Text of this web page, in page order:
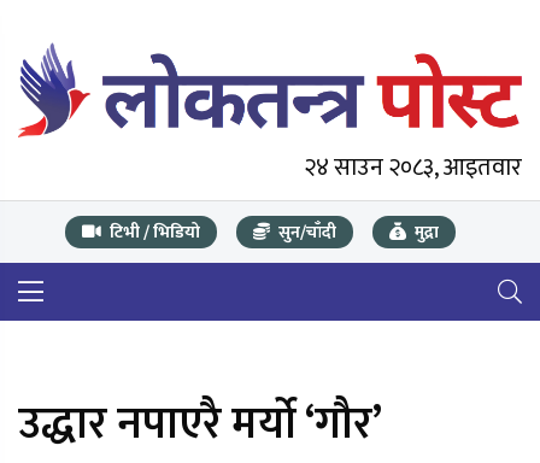
२४ साउन २०८३, आइतवार
टिभी / भिडियो सुन/चाँदी मुद्रा
उद्धार नपाएरै मर्यो ‘गौर’